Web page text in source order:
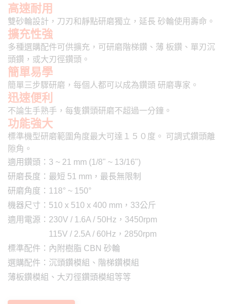
高速耐用
雙砂輪設計，刀刃和靜點研磨獨立，延長 砂輪使用壽命。
擴充性強
多種選購配件可供擴充，可研磨階梯鑽、薄 板鑽、單刃沉
頭鑽，或大刃徑鑽頭。
簡單易學
簡單三步驟研磨，每個人都可以成為鑽頭 研磨專家。
迅速便利
不論生手熟手，每隻鑽頭研磨不超過一分鐘。
功能強大
標準機型研磨範圍角度最大可達１５０度。 可調式鑽頭離
隙角。
適用鑽頭：3 ~ 21 mm (1/8" ~ 13/16")
研磨長度：最短 51 mm，最長無限制
研磨角度：118° ~ 150°
機器尺寸：510 x 510 x 400 mm，33公斤
適用電源：230V / 1.6A / 50Hz，3450rpm
115V / 2.5A / 60Hz，2850rpm
標準配件：內附樹脂 CBN 砂輪
選購配件：沉頭鑽模組、階梯鑽模組
薄板鑽模組、大刃徑鑽頭模組等等